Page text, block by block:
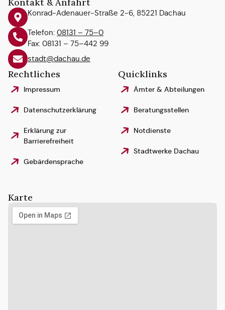
Konrad-Adenauer-Straße 2-6, 85221 Dachau
Telefon: 08131 – 75–0
Fax: 08131 – 75–442 99
stadt@dachau.de
Rechtliches
Impressum
Datenschutzerklärung
Erklärung zur
Barrierefreiheit
Gebärdensprache
Quicklinks
Ämter & Abteilungen
Beratungsstellen
Notdienste
Stadtwerke Dachau
Karte